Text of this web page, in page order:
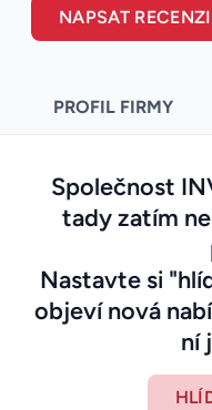
NAPSAT RECENZI
PROFIL FIRMY
Společnost
tady zatím
Nastavte si
objeví nová
ní